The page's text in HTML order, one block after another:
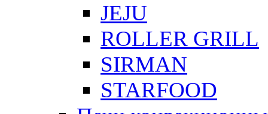
JEJU
ROLLER GRILL
SIRMAN
STARFOOD